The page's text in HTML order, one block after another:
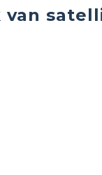
van